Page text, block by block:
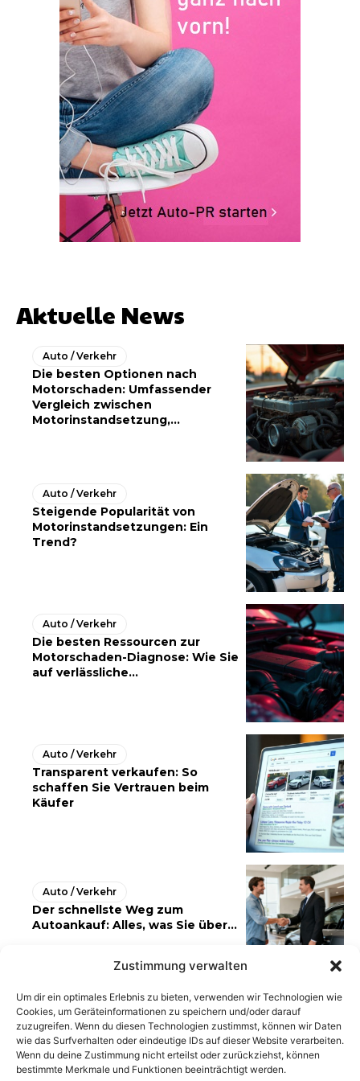
Zustimmung verwalten
Um dir ein optimales Erlebnis zu bieten, verwenden wir Technologien wie
Cookies, um Geräteinformationen zu speichern und/oder darauf
zuzugreifen. Wenn du diesen Technologien zustimmst, können wir Daten
wie das Surfverhalten oder eindeutige IDs auf dieser Website verarbeiten.
Wenn du deine Zustimmung nicht erteilst oder zurückziehst, können
bestimmte Merkmale und Funktionen beeinträchtigt werden.
Aktuelle News
Auto / Verkehr
Die besten Optionen nach
Motorschaden: Umfassender
Vergleich zwischen
Motorinstandsetzung,...
Auto / Verkehr
Steigende Popularität von
Motorinstandsetzungen: Ein
Trend?
Auto / Verkehr
Die besten Ressourcen zur
Motorschaden-Diagnose: Wie Sie
auf verlässliche...
Auto / Verkehr
Transparent verkaufen: So
schaffen Sie Vertrauen beim
Käufer
Auto / Verkehr
Der schnellste Weg zum
Autoankauf: Alles, was Sie über...